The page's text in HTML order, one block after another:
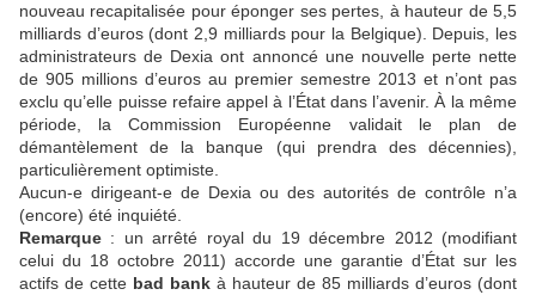
nouveau recapitalisée pour éponger ses pertes, à hauteur de 5,5
milliards d’euros (dont 2,9 milliards pour la Belgique). Depuis, les
administrateurs de Dexia ont annoncé une nouvelle perte nette
de 905 millions d’euros au premier semestre 2013 et n’ont pas
exclu qu’elle puisse refaire appel à l’État dans l’avenir. À la même
période, la Commission Européenne validait le plan de
démantèlement de la banque (qui prendra des décennies),
particulièrement optimiste.
Aucun-e dirigeant-e de Dexia ou des autorités de contrôle n’a
(encore) été inquiété.
Remarque : un arrêté royal du 19 décembre 2012 (modifiant
celui du 18 octobre 2011) accorde une garantie d’État sur les
actifs de cette bad bank à hauteur de 85 milliards d’euros (dont